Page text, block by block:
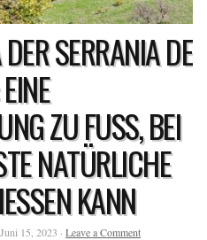
SERRANIA DE
ZU FUSS, BEI D
NATÜRLICHE U
KANN
15, 2023 · Leave a Comment